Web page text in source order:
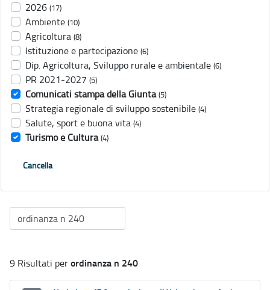
2026 (17)
Ambiente (10)
Agricoltura (8)
Istituzione e partecipazione (6)
Dip. Agricoltura, Sviluppo rurale e ambientale (6)
PR 2021-2027 (5)
Comunicati stampa della Giunta (5)
Strategia regionale di sviluppo sostenibile (4)
Salute, sport e buona vita (4)
Turismo e Cultura (4)
Cancella
9 Risultati perordinanza n 240